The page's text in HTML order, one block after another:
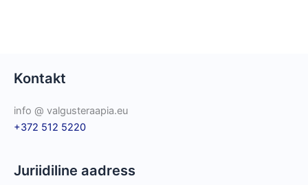
Kontakt
info @ valgusteraapia.eu
+372 512 5220
Juriidiline aadress